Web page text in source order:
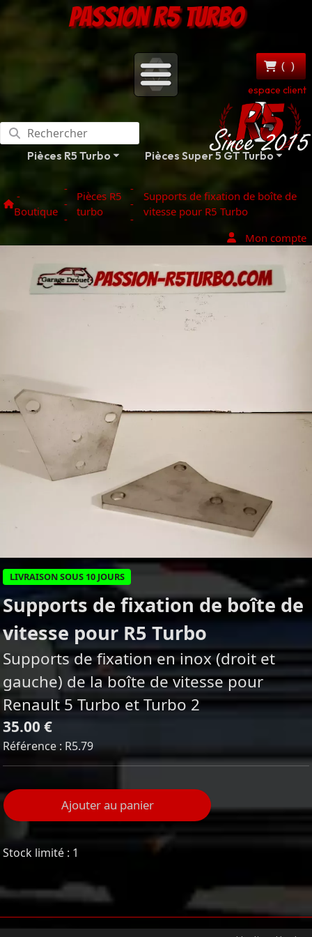
PASSION R5 TURBO
()
espace client
Pièces R5 Turbo Pièces Super 5 GT Turbo
-
Boutique
-
-
-
Pièces R5
turbo
-
-
-
Supports de fixation de boîte de
vitesse pour R5 Turbo
Mon compte
LIVRAISON SOUS 10 JOURS
Supports de fixation de boîte de
vitesse pour R5 Turbo
Supports de fixation en inox (droit et
gauche) de la boîte de vitesse pour
Renault 5 Turbo et Turbo 2
35.00 €
Référence : R5.79
Ajouter au panier
Stock limité : 1